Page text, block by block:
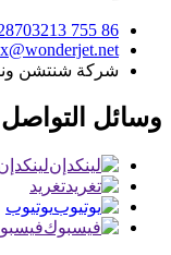
86 755 28703213
شركة شنتشن
وسائل
تغريد
يوتيوب